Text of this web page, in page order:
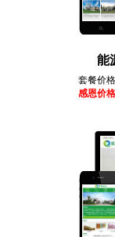
能
套餐价格
感恩价